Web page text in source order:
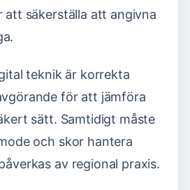
att säkerställa att angivna
teknik är korrekta
för att jämföra
sätt. Samtidigt måste
och skor hantera
av regional praxis.